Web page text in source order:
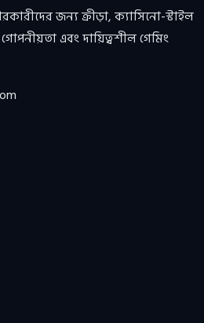
জন্য ক্রীড়া, ক্যাসিনো-স্টাইল
এবং দায়িত্বশীল গেমিং